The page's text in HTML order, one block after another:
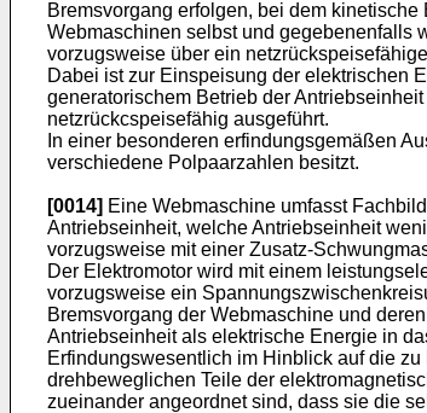
Bremsvorgang erfolgen, bei dem
Webmaschinen selbst und gegebenenfalls
vorzugsweise über ein
Dabei ist zur Einspeisung der elektrischen
generatorischem Betrieb der
netzrückcspeisefähig ausgeführt.
In einer besonderen erfindungsgemäßen
verschiedene Polpaarzahlen besitzt.
[0014] Eine Webmaschine umfasst
Antriebseinheit, welche Antriebseinheit
vorzugsweise mit einer Zusatz-
Der Elektromotor wird mit einem
vorzugsweise ein
Bremsvorgang der Webmaschine und
Antriebseinheit als elektrische Energie in
Erfindungswesentlich im Hinblick auf die
drehbeweglichen Teile der
zueinander angeordnet sind, dass sie die